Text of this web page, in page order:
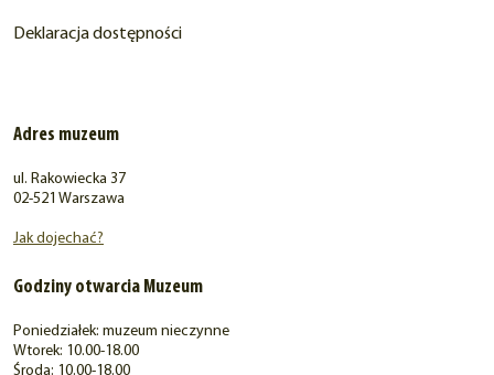
Deklaracja dostępności
Adres muzeum
ul. Rakowiecka 37
02-521 Warszawa
Jak dojechać?
Godziny otwarcia Muzeum
Poniedziałek: muzeum nieczynne
Wtorek: 10.00-18.00
Środa: 10.00-18.00